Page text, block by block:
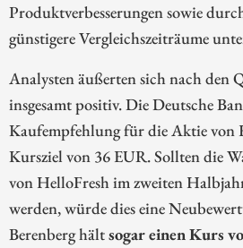
Produktverbesserungen sowie
günstigere Vergleichszeiträume
Analysten äußerten sich nach den
insgesamt positiv. Die Deutsche
Kaufempfehlung für die Aktie von
Kursziel von 36 EUR. Sollten die
von HelloFresh im zweiten
werden, würde dies eine
Berenberg hältsogar einen Kurs